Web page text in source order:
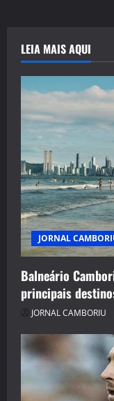
LEIA MAIS AQUI
JORNAL
Balneário
principais
JORNAL CAMBORIU